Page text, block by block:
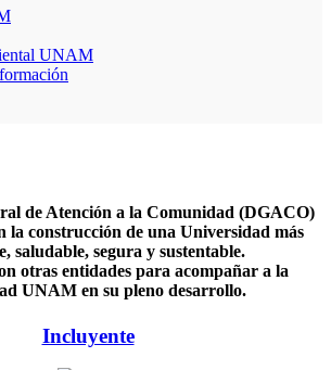
UNAM
de Atención a la Comunidad (DGACO)
la construcción de una Universidad más
saludable, segura y sustentable.
otras entidades para acompañar a la
UNAM en su pleno desarrollo.
Incluyente